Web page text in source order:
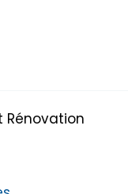
Rénovation